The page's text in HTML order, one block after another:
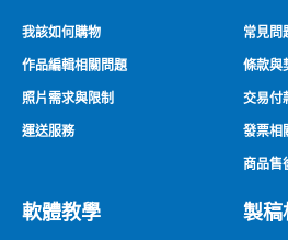
我該如何購物
作品編輯相關問題
照片需求與限制
運送服務
常見問
條款與
交易付
發票相
商品售
軟體教學 製稿